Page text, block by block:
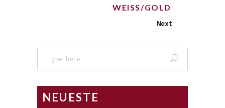
WEISS/GOLD
Next
NEUESTE